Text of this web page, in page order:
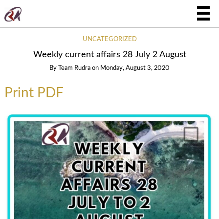
UNCATEGORIZED
Weekly current affairs 28 July 2 August
By Team Rudra on Monday, August 3, 2020
Print PDF